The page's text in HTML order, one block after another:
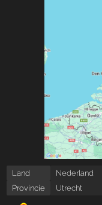
Land
Nederland
Provincie
Utrecht